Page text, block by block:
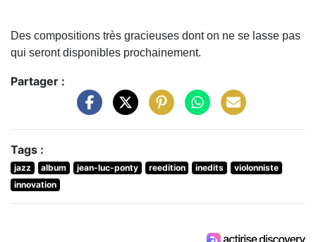
Des compositions très gracieuses dont on ne se lasse pas
qui seront disponibles prochainement.
Partager :
Tags :
jazz album jean-luc-ponty reedition inedits
violonniste
innovation